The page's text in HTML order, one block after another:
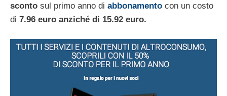
sconto sul primo anno di abbonamento con un costo
di 7.96 euro anziché di 15.92 euro.